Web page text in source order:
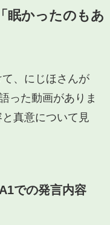
眠かったのもあ
、にじほさんが
った動画がありま
真意について見
での発言内容